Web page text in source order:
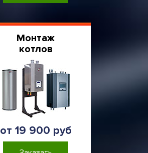
Монтаж
котлов
от 19 900 руб